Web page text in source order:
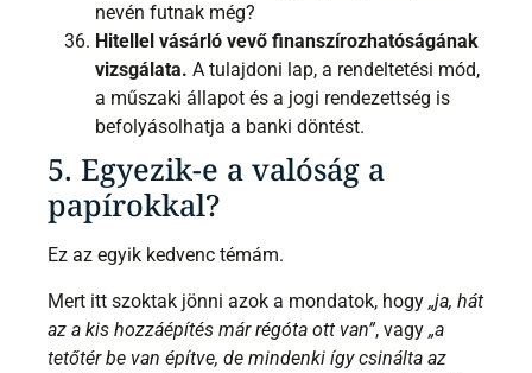
nevén futnak még?
Hitellel vásárló vevő finanszírozhatóságának
vizsgálata. A tulajdoni lap, a rendeltetési mód,
a műszaki állapot és a jogi rendezettség is
befolyásolhatja a banki döntést.
5. Egyezik-e a valóság a
papírokkal?
Ez az egyik kedvenc témám.
Mert itt szoktak jönni azok a mondatok, hogy „ja, hát
az a kis hozzáépítés már régóta ott van”, vagy „a
tetőtér be van építve, de mindenki így csinálta az